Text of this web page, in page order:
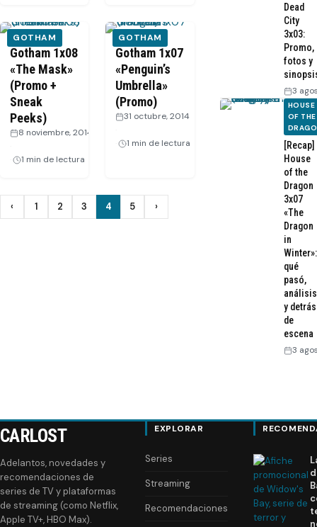
GOTHAM
Gotham 1x08
«The Mask»
(Promo +
Sneak
Peeks)
8 noviembre, 2014
1 min de lectura
GOTHAM
Gotham 1x07
«Penguin’s
Umbrella»
(Promo)
31 octubre, 2014
1 min de lectura
Paginación
‹ Anterior
1 2 3 4 5 ›
Dead
City
3x03:
Promo,
fotos y
3
HOUSE
OF THE
[Recap]
House
of the
Dragon
3x07
«The
Dragon
in
Winter»:
qué
pasó,
análisis
y detrás
de
escena
3
CARLOST
Adelantos, novedades y
recomendaciones de
series de TV y plataformas
de streaming (como Netflix,
Apple TV+, HBO Max).
EXPLORAR
Series
Streaming
Recomendaciones